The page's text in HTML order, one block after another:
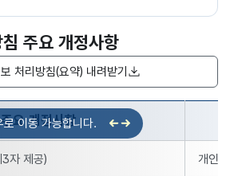
주요 개정사항
처리방침(요약) 내려받기
주요 개정내용 - 개정 내용, 2024년 10월
주요 개정사항
자 제공) 개인정